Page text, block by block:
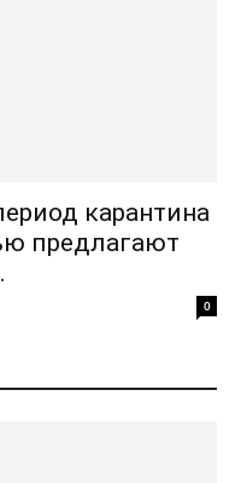
карантина
предлагают
0